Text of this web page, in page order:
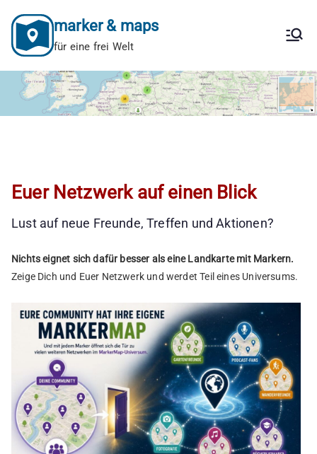
Inhalt
springen
marker & maps
für eine frei Welt
Euer Netzwerk auf einen Blick
Lust auf neue Freunde, Treffen und Aktionen?
Nichts eignet sich dafür besser als eine Landkarte mit Markern.
Zeige Dich und Euer Netzwerk und werdet Teil eines Universums.